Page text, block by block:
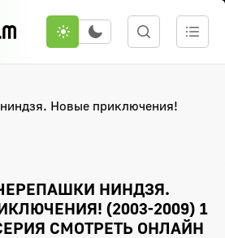
Новые приключения!
НИНДЗЯ.
(2003-2009) 1
СМОТРЕТЬ ОНЛАЙН